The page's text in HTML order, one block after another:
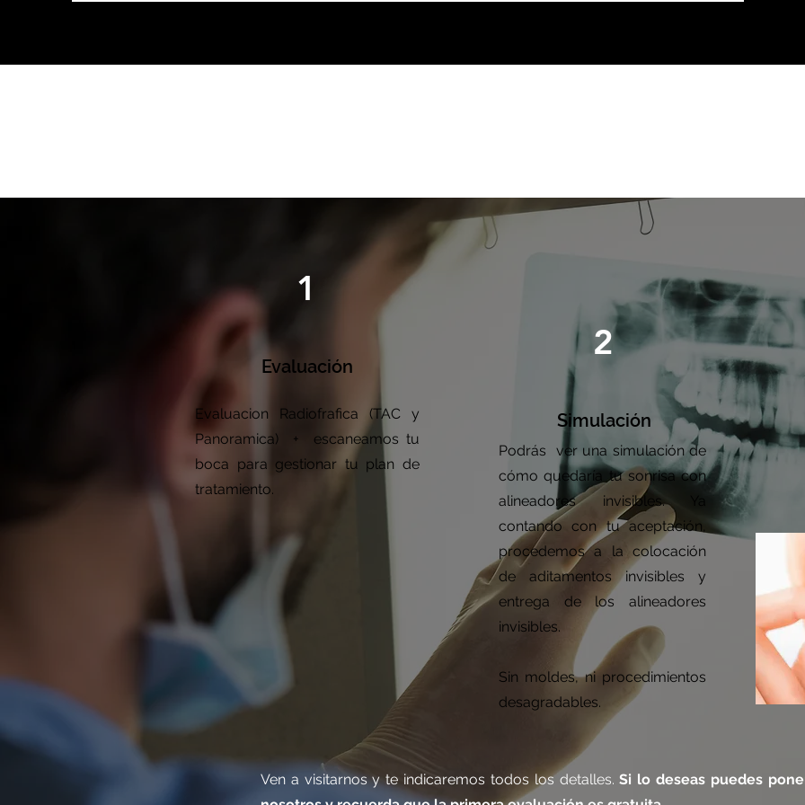
1
Evaluación
Evaluacion Radiofrafica (TAC y
Panoramica) + escaneamos tu
boca para gestionar tu plan de
tratamiento.
2
Simulación
Podrás ver una simulación de
cómo quedaría tu sonrisa con
alineadores invisibles. Ya
contando con tu aceptación,
procedemos a la colocación
de aditamentos invisibles y
entrega de los alineadores
invisibles.
Sin moldes, ni procedimientos
desagradables.
Ven a visitarnos y te indicaremos todos los detalles.Si lo deseas puedes